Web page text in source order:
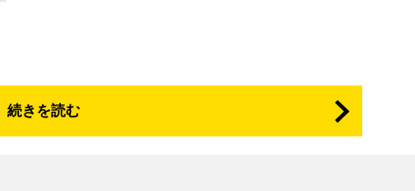
続きを読む